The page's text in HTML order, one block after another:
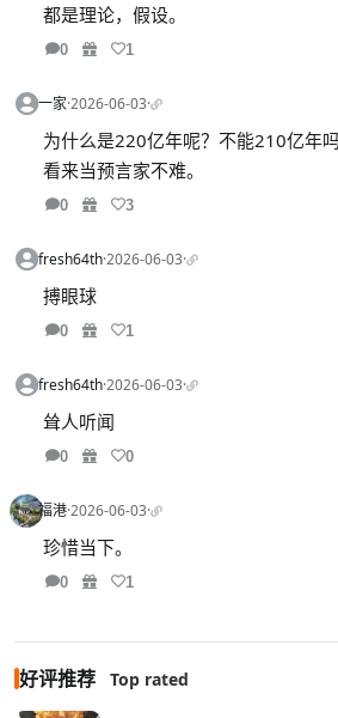
都是理论，假设。
0 1
一家·2026-06-03·
为什么是220亿年呢？不能210亿年
看来当预言家不难。
0 3
fresh64th·2026-06-03·
搏眼球
0 1
fresh64th·2026-06-03·
耸人听闻
0 0
福港·2026-06-03·
珍惜当下。
0 1
好评推荐 Top rated